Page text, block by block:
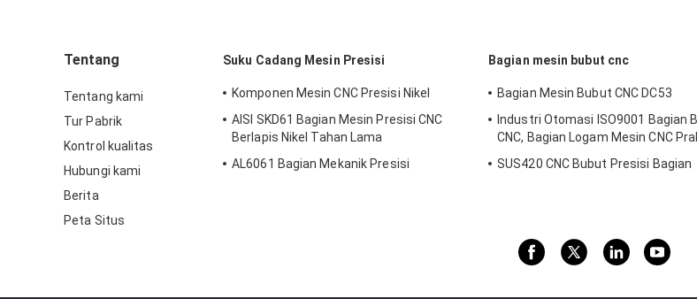
Tentang
Tentang kami
Tur Pabrik
Kontrol kualitas
Hubungi kami
Berita
Peta Situs
Suku Cadang Mesin Presisi
Komponen Mesin CNC Presisi Nikel
AISI SKD61 Bagian Mesin Presisi CNC
Berlapis Nikel Tahan Lama
AL6061 Bagian Mekanik Presisi
Bagian mesin bubut cnc
Bagian Mesin Bubut CNC DC53
Industri Otomasi ISO9001 Bagian
CNC, Bagian Logam Mesin CNC
SUS420 CNC Bubut Presisi Bagian